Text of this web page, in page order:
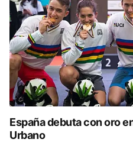
España debuta con oro
Urbano